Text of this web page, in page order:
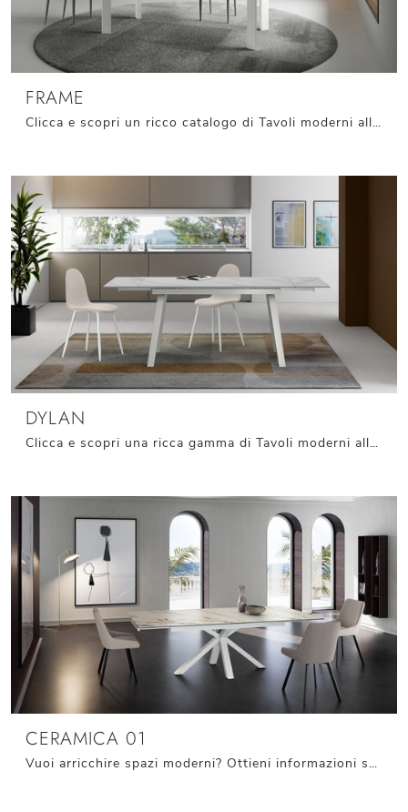
FRAME
Clicca e scopri un ricco catalogo di Tavoli moderni allungabili da pranzo! Il modello Frame di Stones ti sta aspettando.
DYLAN
Clicca e scopri una ricca gamma di Tavoli moderni allungabili da cucina! Il modello Dylan di Stones ti aspetta.
CERAMICA 01
Vuoi arricchire spazi moderni? Ottieni informazioni sui tavoli moderni allungabili: il modello da pranzo Ceramica 01 ti attende.